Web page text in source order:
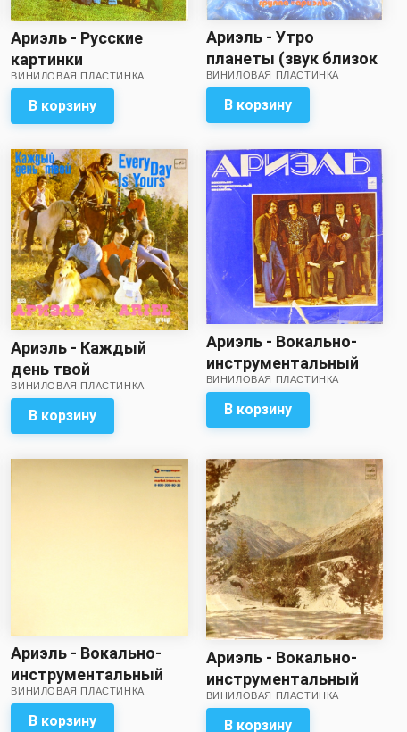
Ариэль - Русские
картинки
ВИНИЛОВАЯ ПЛАСТИНКА
В корзину
Ариэль - Утро
планеты (звук близок
к отличному!)
ВИНИЛОВАЯ ПЛАСТИНКА
В корзину
Ариэль - Каждый
день твой
ВИНИЛОВАЯ ПЛАСТИНКА
В корзину
Ариэль - Вокально-
инструментальный
ансамбль Ариэль
ВИНИЛОВАЯ ПЛАСТИНКА
В корзину
Ариэль - Вокально-
инструментальный
ансамбль Ариэль
ВИНИЛОВАЯ ПЛАСТИНКА
В корзину
Ариэль - Вокально-
инструментальный
ансамбль Ариэль
ВИНИЛОВАЯ ПЛАСТИНКА
В корзину